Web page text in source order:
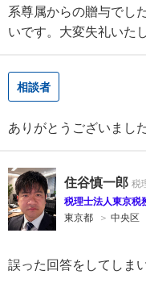
系尊属からの贈与でし
いです。大変失礼いた
相談者
ありがとうございまし
住谷慎一郎
税理士法人東京税
東京都
＞ 中央区
誤った回答をしてしま